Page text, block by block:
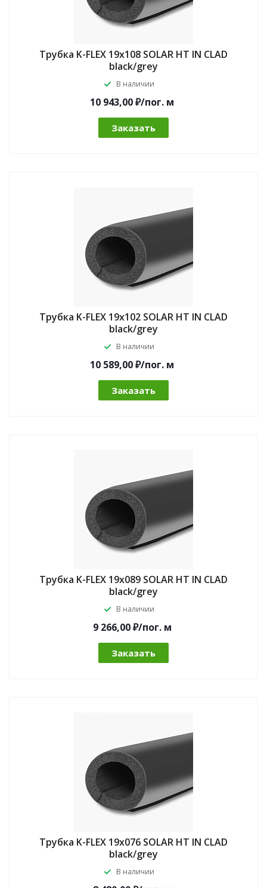
Трубка K-FLEX 19x108 SOLAR HT IN CLAD
black/grey
В наличии
10 943,00 ₽/пог. м
Заказать
Трубка K-FLEX 19x102 SOLAR HT IN CLAD
black/grey
В наличии
10 589,00 ₽/пог. м
Заказать
Трубка K-FLEX 19x089 SOLAR HT IN CLAD
black/grey
В наличии
9 266,00 ₽/пог.м
Заказать
Трубка K-FLEX 19x076 SOLAR HT IN CLAD
black/grey
В наличии